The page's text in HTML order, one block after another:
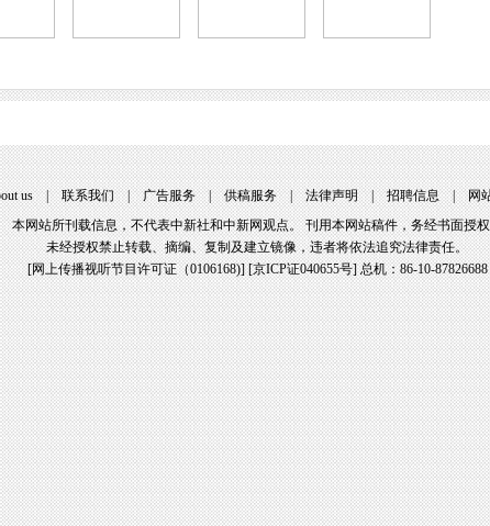
us|联系我们|广告服务|供稿服务|法律声明|招聘信息|网
本网站所刊载信息，不代表中新社和中新网观点。 刊用本网站稿件，务经书面授
未经授权禁止转载、摘编、复制及建立镜像，违者将依法追究法律责任。
[网上传播视听节目许可证（0106168)] [京ICP证040655号] 总机：86-10-87826688